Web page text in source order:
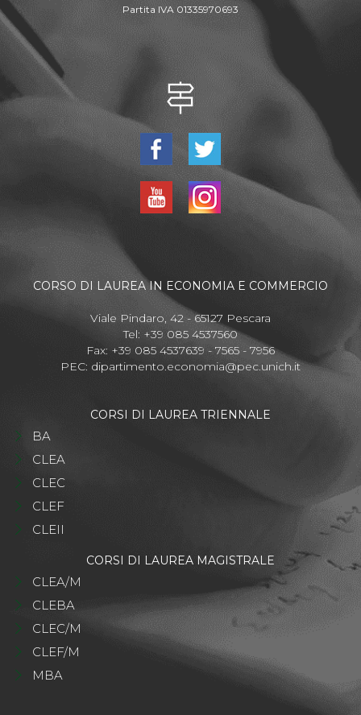
Partita IVA 01335970693
CORSO DI LAUREA IN ECONOMIA E COMMERCIO
Viale Pindaro, 42 - 65127 Pescara
Tel: +39 085 4537560
Fax: +39 085 4537639 - 7565 - 7956
PEC: dipartimento.economia@pec.unich.it
CORSI DI LAUREA TRIENNALE
BA
CLEA
CLEC
CLEF
CLEII
CORSI DI LAUREA MAGISTRALE
CLEA/M
CLEBA
CLEC/M
CLEF/M
MBA